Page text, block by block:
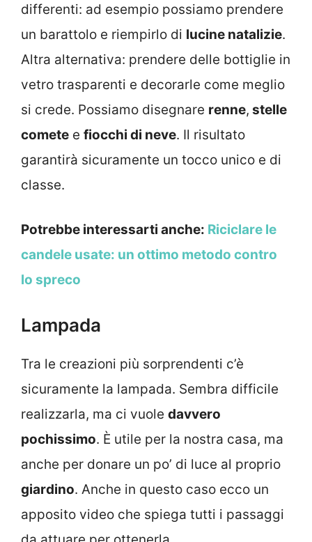
differenti: ad esempio possiamo prendere
un barattolo e riempirlo di lucine natalizie.
Altra alternativa: prendere delle bottiglie in
vetro trasparenti e decorarle come meglio
si crede. Possiamo disegnare renne, stelle
comete e fiocchi di neve. Il risultato
garantirà sicuramente un tocco unico e di
classe.
Potrebbe interessarti anche: Riciclare le
candele usate: un ottimo metodo contro
lo spreco
Lampada
Tra le creazioni più sorprendenti c’è
sicuramente la lampada. Sembra difficile
realizzarla, ma ci vuole davvero
pochissimo. È utile per la nostra casa, ma
anche per donare un po’ di luce al proprio
giardino. Anche in questo caso ecco un
apposito video che spiega tutti i passaggi